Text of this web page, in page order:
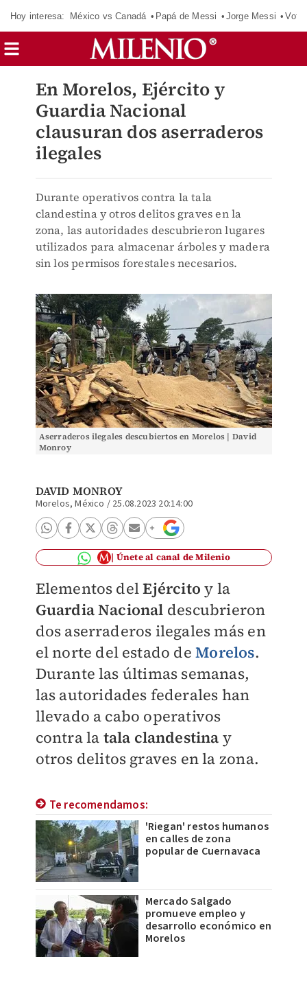
Hoy interesa: México vs Canadá Papá de Messi Jorge Messi
En Morelos, Ejército y
Guardia Nacional
clausuran dos aserraderos
ilegales
Durante operativos contra la tala
clandestina y otros delitos graves en la
zona, las autoridades descubrieron lugares
utilizados para almacenar árboles y madera
sin los permisos forestales necesarios.
Aserraderos ilegales descubiertos en Morelos | David
Monroy
DAVID MONROY
Morelos, México / 25.08.2023 20:14:00
Únete al canal de Milenio
Elementos delEjércitoy la
Guardia Nacional descubrieron
dos aserraderos ilegales más en
el norte del estado deMorelos.
Durante las últimas semanas,
las autoridades federales han
llevado a cabo operativos
contra la tala clandestina y
otros delitos graves en la zona.
Te recomendamos:
'Riegan' restos humanos
en calles de zona
popular de Cuernavaca
Mercado Salgado
promueve empleo y
desarrollo económico en
Morelos